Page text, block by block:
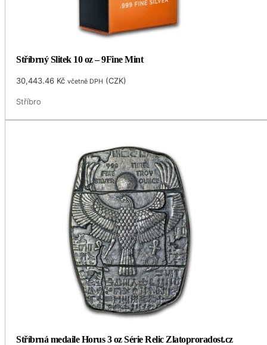
Stříbrný Slitek 10 oz – 9Fine Mint
30,443.46 Kč včetně DPH (CZK)
Stříbro
Stříbrná medaile Horus 3 oz Série Relic Zlatoproradost.cz